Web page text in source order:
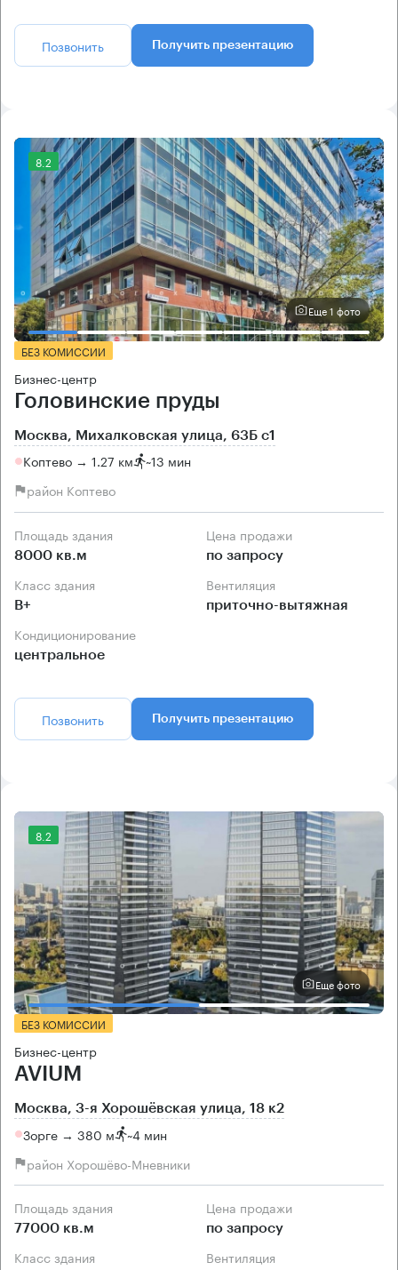
Позвонить Получить презентацию
8.2
Еще 1 фото
БЕЗ КОМИССИИ
Бизнес-центр
Головинские пруды
Москва, Михалковская улица, 63Б с1
Коптево → 1.27 км ~13 мин
район Коптево
Площадь здания
8000 кв.м
Цена продажи
по запросу
Класс здания
B+
Вентиляция
приточно-вытяжная
Кондиционирование
центральное
Позвонить Получить презентацию
8.2
Еще фото
БЕЗ КОМИССИИ
Бизнес-центр
AVIUM
Москва, 3-я Хорошёвская улица, 18 к2
Зорге → 380 м ~4 мин
район Хорошёво-Мневники
Площадь здания
77000 кв.м
Цена продажи
по запросу
Класс здания Вентиляция